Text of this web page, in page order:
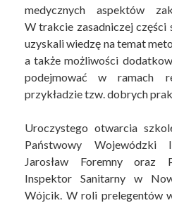
medycznych aspektów
W trakcie zasadniczej
uzyskali wiedzę na temat
a także możliwości
podejmować w ramach
przykładzie tzw. dobrych
Uroczystego otwarcia
Państwowy Wojewódzki
Jarosław Foremny oraz
Inspektor Sanitarny w
Wójcik. W roli prelegentów